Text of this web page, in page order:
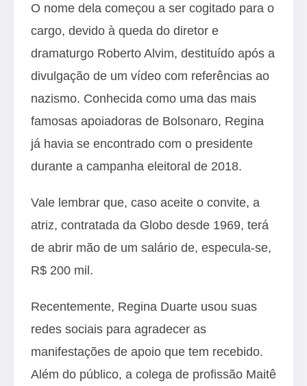
O nome dela começou a ser cogitado para o
cargo, devido à queda do diretor e
dramaturgo Roberto Alvim, destituído após a
divulgação de um vídeo com referências ao
nazismo. Conhecida como uma das mais
famosas apoiadoras de Bolsonaro, Regina
já havia se encontrado com o presidente
durante a campanha eleitoral de 2018.
Vale lembrar que, caso aceite o convite, a
atriz, contratada da Globo desde 1969, terá
de abrir mão de um salário de, especula-se,
R$ 200 mil.
Recentemente, Regina Duarte usou suas
redes sociais para agradecer as
manifestações de apoio que tem recebido.
Além do público, a colega de profissão Maitê